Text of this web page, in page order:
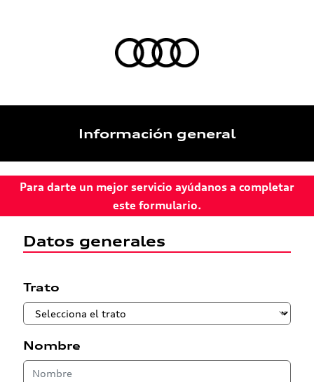
Información general
Para darte un mejor servicio ayúdanos a completar
este formulario.
Datos generales
Trato
Nombre